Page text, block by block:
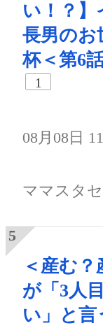
い！？】
長男のお
杯＜第6
1
08月08日
ママスタ
＜産む
が「3人
い」と言